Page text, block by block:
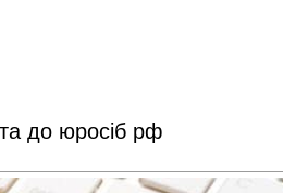
до юросіб рф